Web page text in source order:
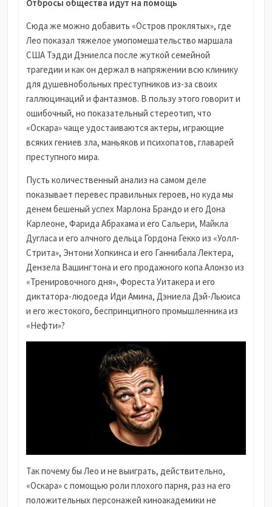
Отбросы общества идут на помощь
Сюда же можно добавить «Остров проклятых», где
Лео показал тяжелое умопомешательство маршала
США Тэдди Дэниелса после жуткой семейной
трагедии и как он держал в напряжении всю клинику
для душевнобольных преступников из-за своих
галлюцинаций и фантазмов. В пользу этого говорит и
ошибочный, но показательный стереотип, что
«Оскара» чаще удостаиваются актеры, играющие
всяких гениев зла, маньяков и психопатов, главарей
преступного мира.
Пусть количественный анализ на самом деле
показывает перевес правильных героев, но куда мы
денем бешеный успех Марлона Брандо и его Дона
Карлеоне, Фарида Абрахама и его Сальери, Майкла
Дугласа и его алчного дельца Гордона Гекко из «Уолл-
Стрита», Энтони Хопкинса и его Ганнибала Лектера,
Дензела Вашингтона и его продажного копа Алонзо из
«Тренировочного дня», Фореста Уитакера и его
диктатора-людоеда Иди Амина, Дэниела Дэй-Льюиса
и его жестокого, беспринципного промышленника из
«Нефти»?
Так почему бы Лео и не выиграть, действительно,
«Оскара» с помощью роли плохого парня, раз на его
положительных персонажей киноакадемики не